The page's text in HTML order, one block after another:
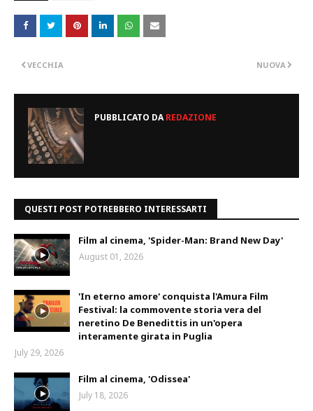
NUOVA
VECCHIA
PUBBLICATO DAREDAZIONE
QUESTI POST POTREBBERO INTERESSARTI
Film al cinema, 'Spider-Man: Brand New Day'
August 01, 2026
'In eterno amore' conquista l'Amura Film
Festival: la commovente storia vera del
neretino De Benedittis in un'opera
interamente girata in Puglia
July 29, 2026
Film al cinema, 'Odissea'
July 18, 2026